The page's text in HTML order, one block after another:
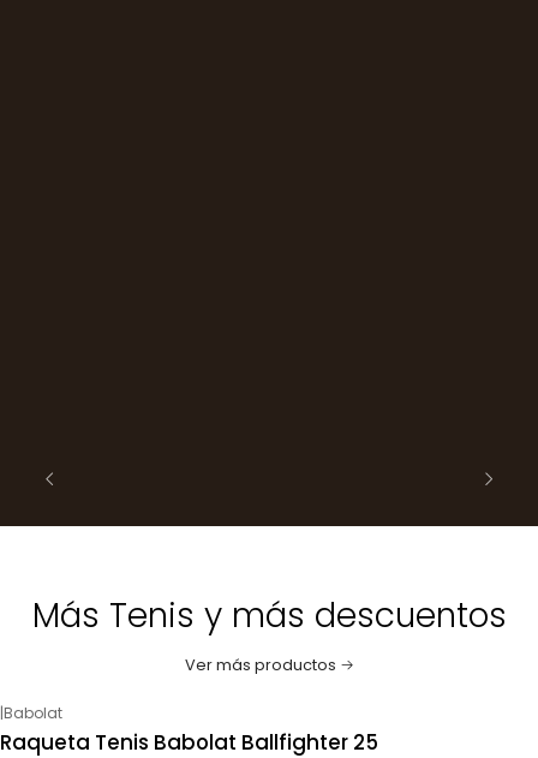
Más Tenis y más descuentos
Ver más productos
-30%OFF
|Babolat
Raqueta Tenis Babolat Ballfighter 25